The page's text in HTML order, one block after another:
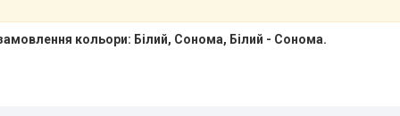
кольори: Білий, Сонома, Білий - Сонома.